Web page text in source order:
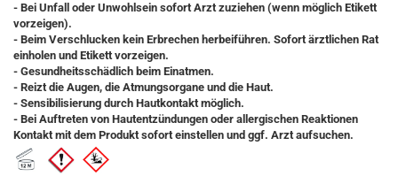
- Bei Unfall oder Unwohlsein sofort Arzt zuziehen (wenn möglich Etikett
vorzeigen).
- Beim Verschlucken kein Erbrechen herbeiführen. Sofort ärztlichen Rat
einholen und Etikett vorzeigen.
- Gesundheitsschädlich beim Einatmen.
- Reizt die Augen, die Atmungsorgane und die Haut.
- Sensibilisierung durch Hautkontakt möglich.
- Bei Auftreten von Hautentzündungen oder allergischen Reaktionen
Kontakt mit dem Produkt sofort einstellen und ggf. Arzt aufsuchen.